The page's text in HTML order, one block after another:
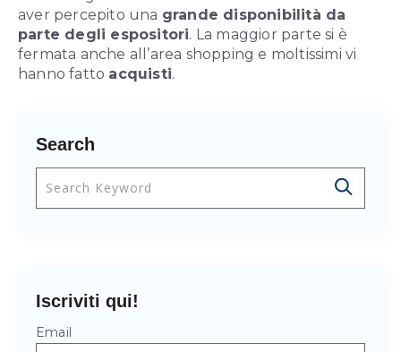
aver percepito una grande disponibilità da
parte degli espositori. La maggior parte si è
fermata anche all’area shopping e moltissimi vi
hanno fatto acquisti.
Search
Questo è un campo di ricerca con una
Iscriviti qui!
Email